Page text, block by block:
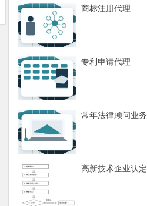
商标注册代理
专利申请代理
常年法律顾问业务
高新技术企业认定